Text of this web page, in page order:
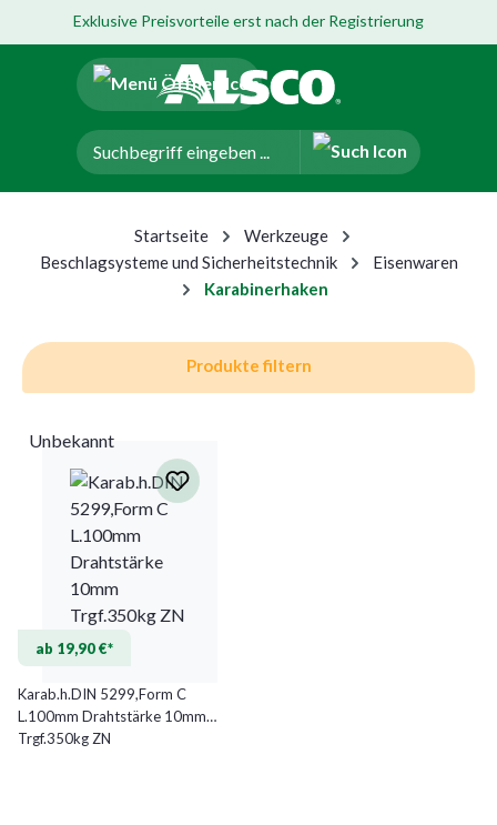
Hauptinhalt springen
Zur Navigation der B2B-Plattform springen
Exklusive Preisvorteile erst nach der Registrierung
Startseite
Werkzeuge
Beschlagsysteme und Sicherheitstechnik
Eisenwaren
Karabinerhaken
Produkte filtern
Unbekannt
ab 19,90 €*
Karab.h.DIN 5299,Form C
L.100mm Drahtstärke 10mm
Trgf.350kg ZN